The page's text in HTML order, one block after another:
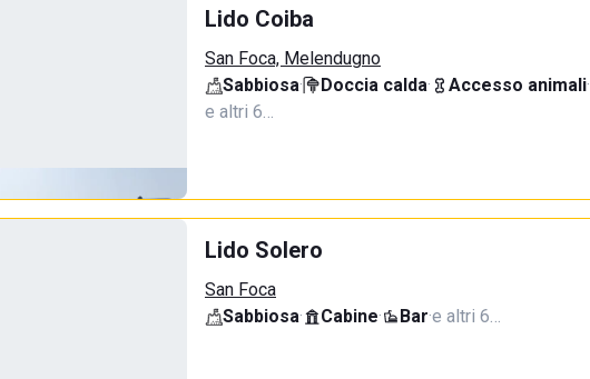
Lido Coiba
San Foca, Melendugno
Sabbiosa· Doccia calda· Accesso animali·
e altri 6…
Lido Solero
San Foca
Sabbiosa· Cabine· Bar·e altri 6…